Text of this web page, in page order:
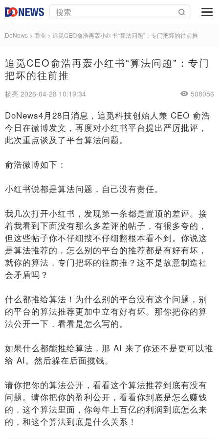
DoNews > 商业 > 追觅CEO俞浩再轰小红书“算法问题”：专门把坏的往前推
追觅CEO俞浩再轰小红书“算法问题”：专门
把坏的往前推
杨亮 2026-04-28 10:19:34 508056
DoNews4月28日消息，追觅科技创始人兼 CEO 俞浩
今日在微博发文，再度对小红书平台提出严厉批评，
此次重点谈及了平台算法问题。
俞浩微博如下：
小红书说都是算法问题，自己没有责任。
我几次打开小红书，发现第一条都是置顶的差评。接
着我看到下面没有那么多差评的帖子，有很多夸的，
但这些帖子你不仔细搜不仔细翻根本看不到。你说这
是算法推荐的，怎么别的平台的推荐都是有好有坏，
就你的算法，专门把坏的往前推？这不是故意制造社
会矛盾吗？
什么都推给算法！为什么别的平台没有这个问题，别
的平台的算法推荐更加中立有好有坏。那你把你的算
法公开一下，看看是怎么写的。
如果什么都能推给算法，那 AI 来了你还不是更可以推
给 AI。然后躲在后面揽钱。
请你把你的算法公开，看看这个算法推荐到底有没有
问题。请你把你的盈利公开，看看你到底是怎么赚钱
的，这个算法里面，你每年上百亿的利润到底怎么来
的，和这个算法到底是什么关系！